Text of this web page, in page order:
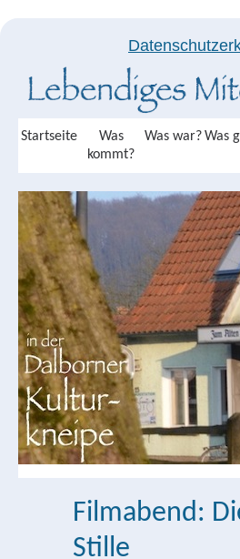
Startseite
Was
kommt?
Was war? Was
Filmabend:
Stille